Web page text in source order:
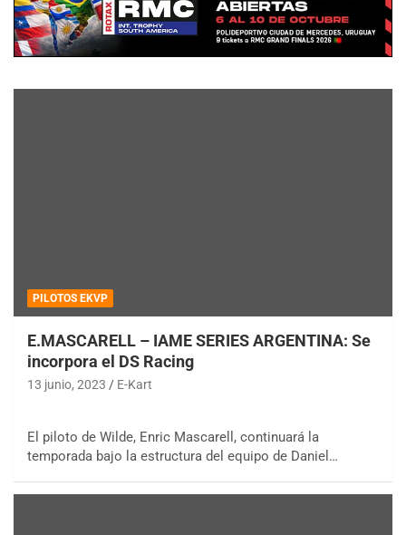
PILOTOS EKVP
E.MASCARELL – IAME SERIES ARGENTINA: Se
incorpora el DS Racing
13 junio, 2023 E-Kart
El piloto de Wilde, Enric Mascarell, continuará la
temporada bajo la estructura del equipo de Daniel…